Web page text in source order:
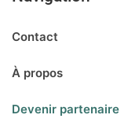
Contact
À propos
Devenir partenaire